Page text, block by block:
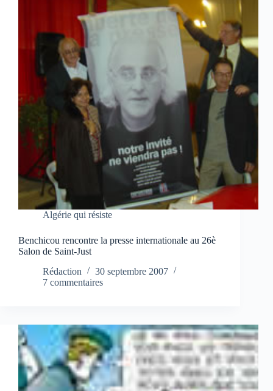
Algérie qui résiste
Benchicou rencontre la presse internationale au 26è
Salon de Saint-Just
Rédaction
30 septembre 2007
7 commentaires